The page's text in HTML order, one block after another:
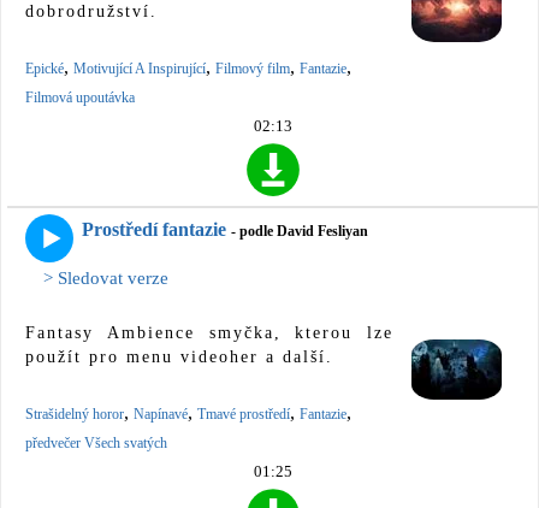
dobrodružství.
Epické, Motivující A Inspirující, Filmový film, Fantazie,
Filmová upoutávka
02:13
Prostředí fantazie - podle David Fesliyan
> Sledovat verze
Fantasy Ambience smyčka, kterou lze
použít pro menu videoher a další.
Strašidelný horor, Napínavé, Tmavé prostředí, Fantazie,
předvečer Všech svatých
01:25